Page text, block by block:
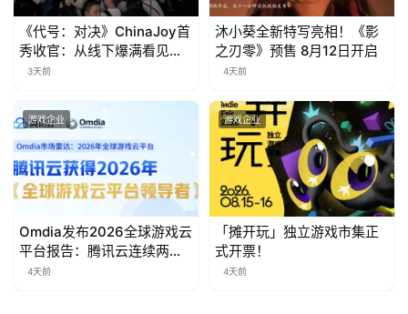
会
上
站
中
(
中
国
《代号：对决》ChinaJoy首
秀收官：从线下爆满看见玩
家的真实期待
3天前
沐小葵全新特写亮相！《影
之刃零》预售 8月12日开启
4天前
游戏企业
Omdia发布2026全球游戏云
平台报告：腾讯云连续两年
入选“领导者”象限
4天前
游戏企业
「摊开玩」独立游戏市集正
式开票！
4天前